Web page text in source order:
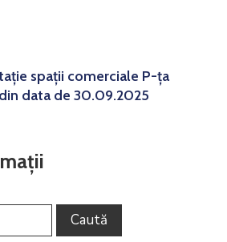
spații comerciale P-ța
data de 30.09.2025